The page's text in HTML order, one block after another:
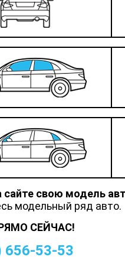
сайте свою модель
модельный ряд авто.
СЕЙЧАС!
656-53-53